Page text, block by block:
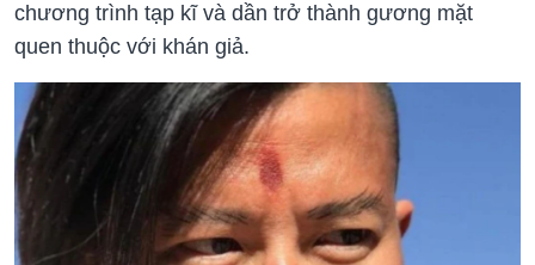
chương trình tạp kĩ và dần trở thành gương mặt
quen thuộc với khán giả.